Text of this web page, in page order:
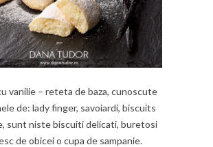
vanilie – reteta de baza, cunoscute
de: lady finger, savoiardi, biscuits
sunt niste biscuiti delicati, buretosi
de obicei o cupa de sampanie.